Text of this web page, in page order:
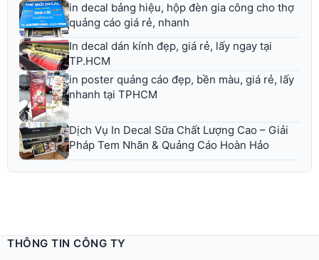
in decal bảng hiệu, hộp đèn gia công cho thợ
quảng cáo giá rẻ, nhanh
In decal dán kính đẹp, giá rẻ, lấy ngay tại
TP.HCM
in poster quảng cáo đẹp, bền màu, giá rẻ, lấy
nhanh tại TPHCM
Dịch Vụ In Decal Sữa Chất Lượng Cao – Giải
Pháp Tem Nhãn & Quảng Cáo Hoàn Hảo
THÔNG TIN CÔNG TY